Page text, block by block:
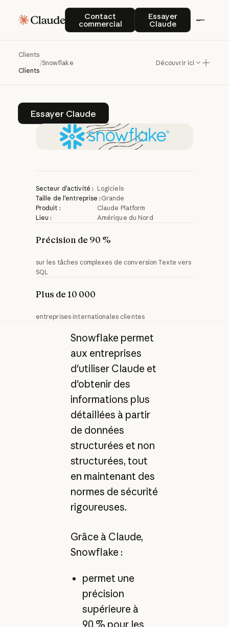
Contact
commercial
Contact commercial
Essayer
Claude
Essayer Claude
Clients
Clients
/Snowflake Découvrir ici
Snowflakeaméliore
l'intelligencedes
données
d'entreprise
avec
Essayer Claude
Essayer Claude
Secteur d'activité : Logiciels
Taille de l'entreprise : Grande
Produit :
Claude Platform
Lieu :
Amérique du Nord
Précision de 90 %
sur les tâches complexes de conversion Texte vers
SQL
Plus de 10 000
entreprises internationales clientes
Snowflake permet
aux entreprises
d'utiliser Claude et
d'obtenir des
informations plus
détaillées à partir
de données
structurées et non
structurées, tout
en maintenant des
normes de sécurité
rigoureuses.
Grâce à Claude,
Snowflake :
permet une
précision
supérieure à
90 % pour les